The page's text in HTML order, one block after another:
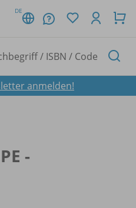
DE
anmelden!
-